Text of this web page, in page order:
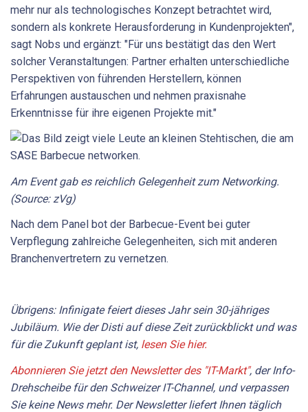
mehr nur als technologisches Konzept betrachtet wird,
sondern als konkrete Herausforderung in Kundenprojekten",
sagt Nobs und ergänzt: "Für uns bestätigt das den Wert
solcher Veranstaltungen: Partner erhalten unterschiedliche
Perspektiven von führenden Herstellern, können
Erfahrungen austauschen und nehmen praxisnahe
Erkenntnisse für ihre eigenen Projekte mit."
Am Event gab es reichlich Gelegenheit zum Networking.
(Source: zVg)
Nach dem Panel bot der Barbecue-Event bei guter
Verpflegung zahlreiche Gelegenheiten, sich mit anderen
Branchenvertretern zu vernetzen.
Übrigens: Infinigate feiert dieses Jahr sein 30-jähriges
Jubiläum. Wie der Disti auf diese Zeit zurückblickt und was
für die Zukunft geplant ist, lesen Sie hier.
Abonnieren Sie jetzt den Newsletter des "IT-Markt", der Info-
Drehscheibe für den Schweizer IT-Channel, und verpassen
Sie keine News mehr. Der Newsletter liefert Ihnen täglich